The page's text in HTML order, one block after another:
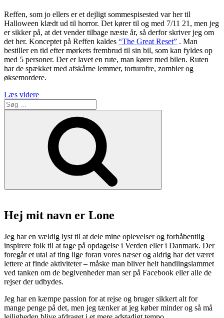
Reffen, som jo ellers er et dejligt sommespisested var her til
Halloween klædt ud til horror. Det kører til og med 7/11 21, men jeg
er sikker på, at det vender tilbage næste år, så derfor skriver jeg om
det her. Konceptet på Reffen kaldes “The Great Reset” . Man
bestiller en tid efter mørkets frembrud til sin bil, som kan fyldes op
med 5 personer. Der er lavet en rute, man kører med bilen. Ruten
har de spækket med afskårne lemmer, torturofre, zombier og
øksemordere.
Læs videre“Kørende
horror
Reffen”
Søg
efter:
Hej mit navn er Lone
Jeg har en vældig lyst til at dele mine oplevelser og forhåbentlig
inspirere folk til at tage på opdagelse i Verden eller i Danmark. Der
foregår et utal af ting lige foran vores næser og aldrig har det været
lettere at finde aktiviteter – måske man bliver helt handlingslammet
ved tanken om de begivenheder man ser på Facebook eller alle de
rejser der udbydes.
Jeg har en kæmpe passion for at rejse og bruger sikkert alt for
mange penge på det, men jeg tænker at jeg køber minder og så må